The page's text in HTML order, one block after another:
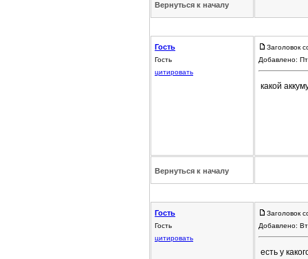
Вернуться к началу
Гость
Гость
цитировать
Заголовок
Добавлено:
какой
Вернуться к началу
Гость
Гость
цитировать
Заголовок
Добавлено:
есть у